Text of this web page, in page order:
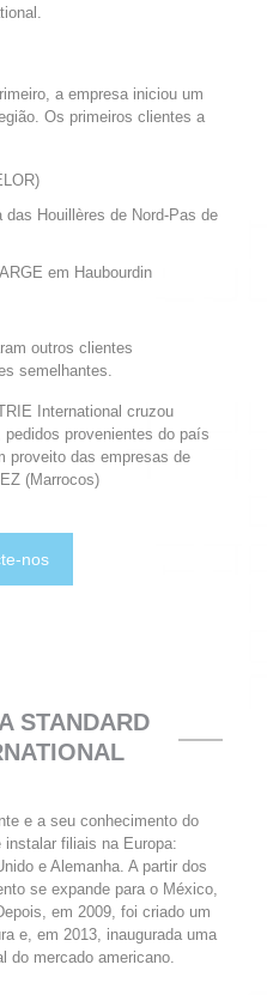
a empresa iniciou um
Os primeiros clientes a
Houillères de Nord-Pas de
em Haubourdin
outros clientes
semelhantes.
International cruzou
provenientes do país
proveito das empresas de
(Marrocos)
nos
STANDARD
e a seu conhecimento do
filiais na Europa:
e Alemanha. A partir dos
se expande para o México,
em 2009, foi criado um
e, em 2013, inaugurada uma
do mercado americano.